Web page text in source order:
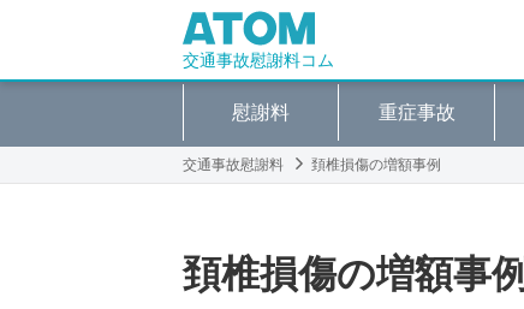
交通事故慰謝料コム
慰謝料 重症事故
交通事故慰謝料 頚椎損傷の増額事例
頚椎損傷の増額事例